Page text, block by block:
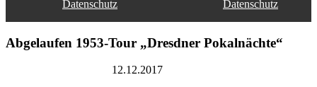
Datenschutz
Datenschutz
Abgelaufen 1953-Tour „Dresdner Pokalnächte“
12.12.2017